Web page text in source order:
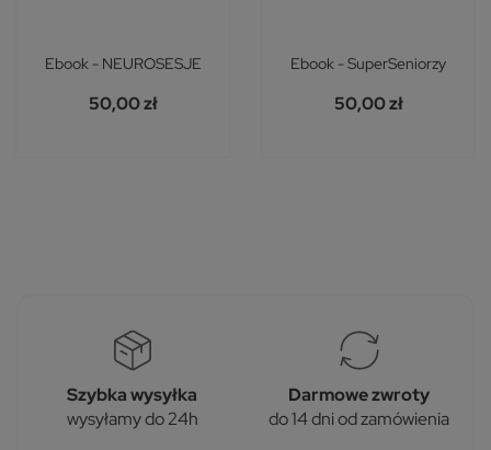
Ebook - NEUROSESJE
50,00 zł
Ebook - SuperSeniorzy
50,00 zł
Szybka wysyłka
wysyłamy do 24h
Darmowe zwroty
do 14 dni od zamówienia